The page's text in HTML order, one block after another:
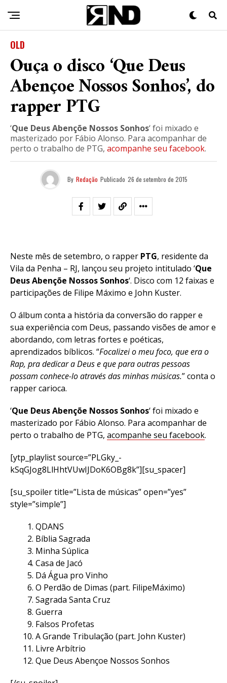
OLD
Ouça o disco ‘Que Deus
Abençoe Nossos Sonhos’, do
rapper PTG
‘Que Deus Abençõe Nossos Sonhos‘ foi mixado e
masterizado por Fábio Alonso. Para acompanhar de
perto o trabalho de PTG, acompanhe seu facebook.
By Redação Publicado 26 de setembro de 2015
Neste mês de setembro, o rapper PTG, residente da
Vila da Penha – RJ, lançou seu projeto intitulado ‘Que
Deus Abençõe Nossos Sonhos‘. Disco com 12 faixas e
participações de Filipe Máximo e John Kuster.
O álbum conta a história da conversão do rapper e
sua experiência com Deus, passando visões de amor e
abordando, com letras fortes e poéticas,
aprendizados bíblicos. “Focalizei o meu foco, que era o
Rap, pra dedicar a Deus e que para outras pessoas
possam conhece-lo através das minhas músicas.” conta o
rapper carioca.
‘Que Deus Abençõe Nossos Sonhos‘ foi mixado e
masterizado por Fábio Alonso. Para acompanhar de
perto o trabalho de PTG, acompanhe seu facebook.
[ytp_playlist source=”PLGky_-
kSqGJog8LlHhtVUwIJDoK6OBg8k”][su_spacer]
[su_spoiler title=”Lista de músicas” open=”yes”
style=”simple”]
QDANS
Bíblia Sagrada
Minha Súplica
Casa de Jacó
Dá Água pro Vinho
O Perdão de Dimas (part. FilipeMáximo)
Sagrada Santa Cruz
Guerra
Falsos Profetas
A Grande Tribulação (part. John Kuster)
Livre Arbítrio
Que Deus Abençoe Nossos Sonhos